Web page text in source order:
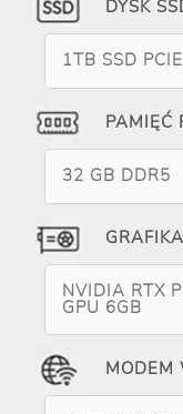
DYSK
1TB SSD
PAMIĘĆ
32 GB DDR5
GRAFIKA
NVIDIA RTX
GPU 6GB
MODEM